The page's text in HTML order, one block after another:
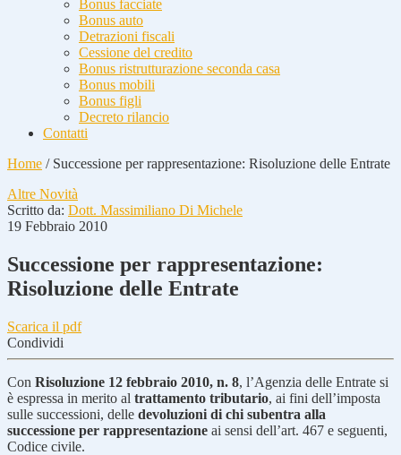
Bonus facciate
Bonus auto
Detrazioni fiscali
Cessione del credito
Bonus ristrutturazione seconda casa
Bonus mobili
Bonus figli
Decreto rilancio
Contatti
Home / Successione per rappresentazione: Risoluzione delle Entrate
Altre Novità
Scritto da: Dott. Massimiliano Di Michele
19 Febbraio 2010
Successione per rappresentazione:
Risoluzione delle Entrate
Scarica il pdf
Condividi
Con Risoluzione 12 febbraio 2010, n. 8, l’Agenzia delle Entrate si
è espressa in merito al trattamento tributario, ai fini dell’imposta
sulle successioni, delle devoluzioni di chi subentra alla
successione per rappresentazione ai sensi dell’art. 467 e seguenti,
Codice civile.